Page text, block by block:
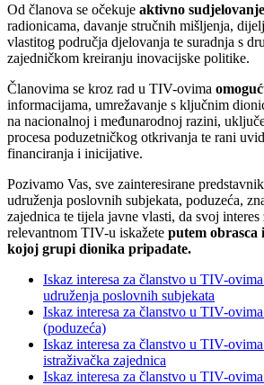
Od članova se očekuje aktivno sudjelovanje
radionicama, davanje stručnih mišljenja,
vlastitog područja djelovanja te suradnja s
zajedničkom kreiranju inovacijske politike.
Članovima se kroz rad u TIV-ovima
informacijama, umrežavanje s ključnim
na nacionalnoj i međunarodnoj razini,
procesa poduzetničkog otkrivanja te rani
financiranja i inicijative.
Pozivamo Vas, sve zainteresirane
udruženja poslovnih subjekata, poduzeća,
zajednica te tijela javne vlasti, da svoj interes
relevantnom TIV-u iskažete putem obrasca
kojoj grupi dionika pripadate.
Iskaz interesa za članstvo u TIV-
udruženja poslovnih subjekata
Iskaz interesa za članstvo u TIV-
(poduzeća)
Iskaz interesa za članstvo u TIV-
istraživačka zajednica
Iskaz interesa za članstvo u TIV-